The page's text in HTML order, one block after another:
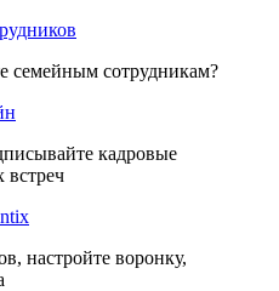
семейным сотрудникам?
кадровые
встреч
настройте воронку,